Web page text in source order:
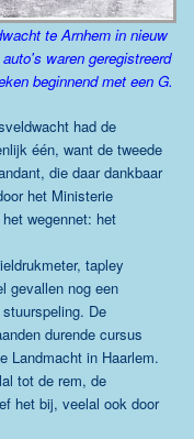
te Arnhem in nieuw
waren geregistreerd
beginnend met een G.
had de
één, want de tweede
die daar dankbaar
het Ministerie
wegennet: het
tapley
gevallen nog een
De
durende cursus
Landmacht in Haarlem.
tot de rem, de
het bij, veelal ook door